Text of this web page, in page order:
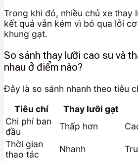
Trong khi đó, nhiều chủ xe thay
kết quả vẫn kém vì bỏ qua lỗi
khung gạt.
So sánh thay lưỡi cao su và
nhau ở điểm nào?
Đây là so sánh nhanh theo tiêu
Tiêu chí
Thay lưỡi gạt
Chi phí ban
đầu
Thấp hơn
Thời gian
thao tác
Nhanh